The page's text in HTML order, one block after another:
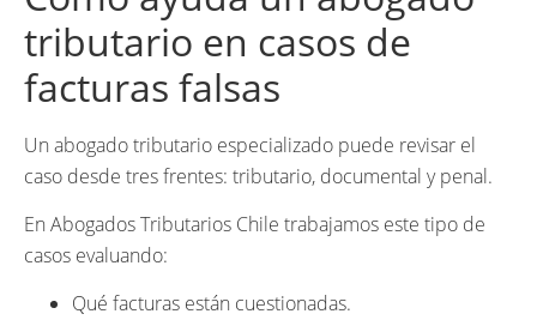
tributario en casos de
facturas falsas
Un abogado tributario especializado puede revisar el
caso desde tres frentes: tributario, documental y penal.
En Abogados Tributarios Chile trabajamos este tipo de
casos evaluando:
Qué facturas están cuestionadas.